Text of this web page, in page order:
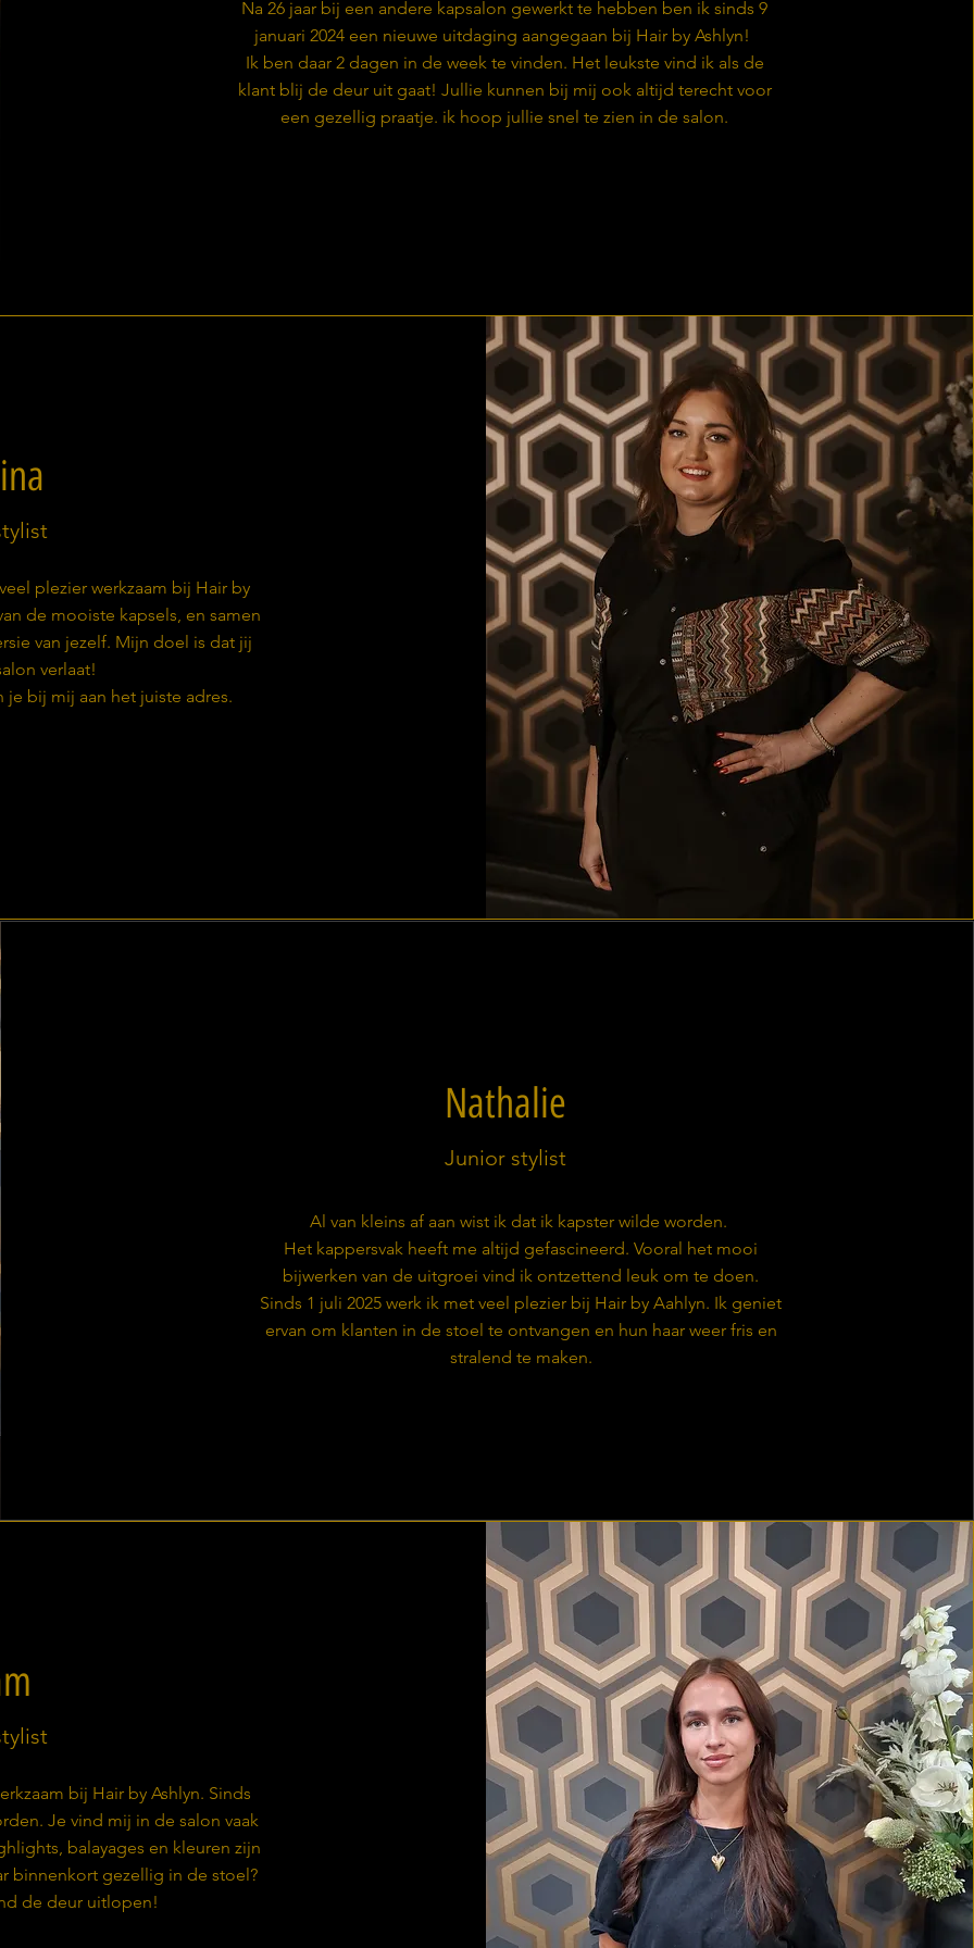
Na 26 jaar bij een andere kapsalon gewerkt te hebben ben ik sinds 9
januari 2024 een nieuwe uitdaging aangegaan bij Hair by Ashlyn!
Ik ben daar 2 dagen in de week te vinden. Het leukste vind ik als de
klant blij de deur uit gaat! Jullie kunnen bij mij ook altijd terecht voor
een gezellig praatje. ik hoop jullie snel te zien in de salon.
plezier werkzaam bij Hair by
de mooiste kapsels, en samen
van jezelf. Mijn doel is dat jij
verlaat!
bij mij aan het juiste adres.
Nathalie
Junior stylist
Al van kleins af aan wist ik dat ik kapster wilde worden.
Het kappersvak heeft me altijd gefascineerd. Vooral het mooi
bijwerken van de uitgroei vind ik ontzettend leuk om te doen.
Sinds 1 juli 2025 werk ik met veel plezier bij Hair by Aahlyn. Ik geniet
ervan om klanten in de stoel te ontvangen en hun haar weer fris en
stralend te maken.
bij Hair by Ashlyn. Sinds
Je vind mij in de salon vaak
balayages en kleuren zijn
binnenkort gezellig in de stoel?
de deur uitlopen!